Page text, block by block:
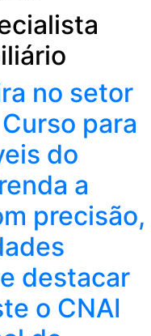
no setor
para
do
a
precisão,
destacar
o CNAI